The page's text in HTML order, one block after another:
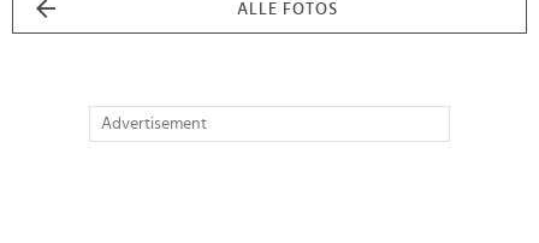
ALLE FOTOS
Advertisement